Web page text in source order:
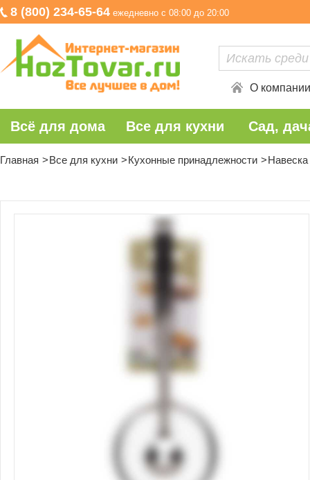
8 (800) 234-65-64 ежедневно с 08:00 до 20:00
О компании
Всё для дома Все для кухни Сад,
Главная Все для кухни Кухонные принадлежности Навеска